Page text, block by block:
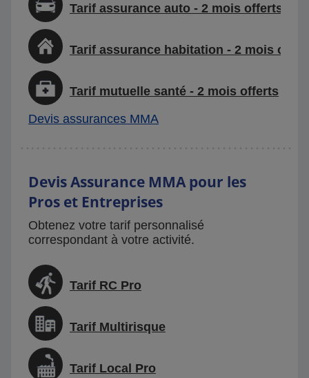
Tarif assurance auto - 2 mois offerts
Tarif assurance habitation - 2 mois
Tarif mutuelle santé - 2 mois offerts
Devis assurances MMA
Devis Assurance MMA pour les
Pros et Entreprises
Obtenez votre tarif personnalisé
correspondant à votre activité.
Tarif RC Pro
Tarif Multirisque
Tarif Local Pro